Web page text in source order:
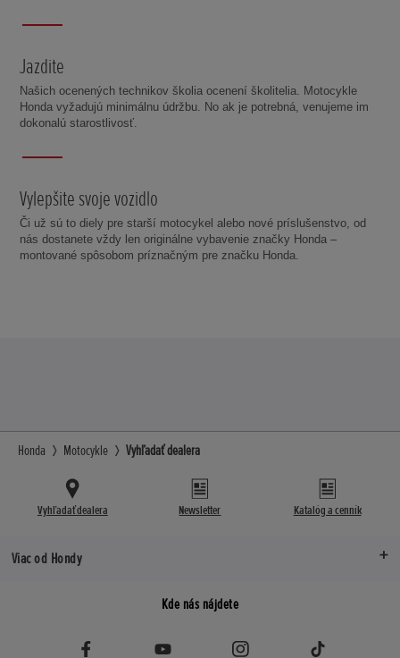
Jazdite
Našich ocenených technikov školia ocenení školitelia. Motocykle
Honda vyžadujú minimálnu údržbu. No ak je potrebná, venujeme im
dokonalú starostlivosť.
Vylepšite svoje vozidlo
Či už sú to diely pre starší motocykel alebo nové príslušenstvo, od
nás dostanete vždy len originálne vybavenie značky Honda –
montované spôsobom príznačným pre značku Honda.
Honda Motocykle Vyhľadať dealera
Vyhľadať dealera Newsletter Katalóg a cenník
Viac od Hondy
Kde nás nájdete